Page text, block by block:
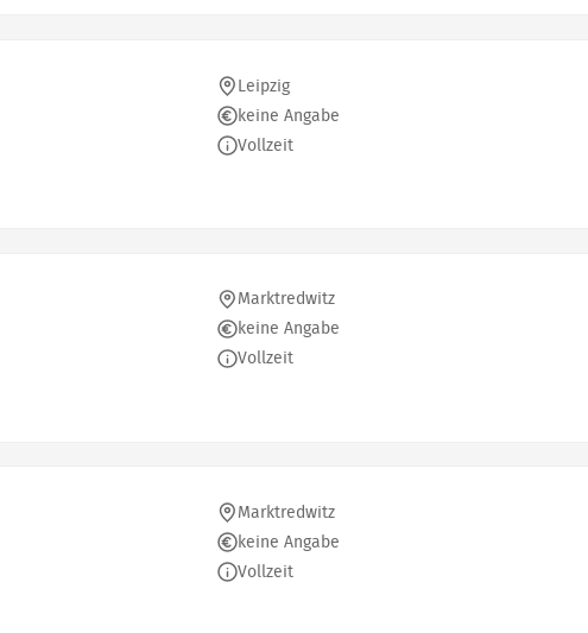
Leipzig
keine Angabe
Vollzeit
Marktredwitz
keine Angabe
Vollzeit
Marktredwitz
keine Angabe
Vollzeit